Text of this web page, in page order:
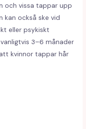
och vissa tappar upp
kan också ske vid
eller psykiskt
3–6 månader
kvinnor tappar hår